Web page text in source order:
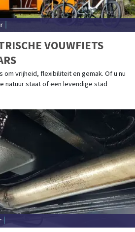
VOUWFIETS
om vrijheid, flexibiliteit en gemak. Of u nu
natuur staat of een levendige stad